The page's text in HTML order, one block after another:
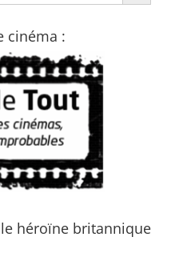
cinéma :
héroïne britannique